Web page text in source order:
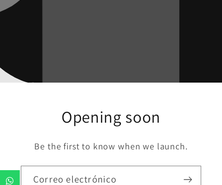
Opening soon
Be the first to know when we launch.
Correo electrónico